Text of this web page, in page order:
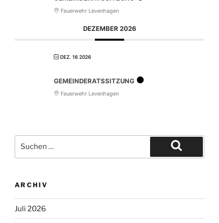
Feuerwehr Levenhagen
DEZEMBER 2026
DEZ. 16 2026
GEMEINDERATSSITZUNG
Feuerwehr Levenhagen
ARCHIV
Juli 2026